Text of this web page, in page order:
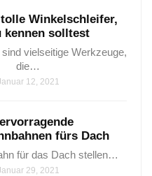
Winkelschleifer,
kennen solltest
vielseitige Werkzeuge,
die…
12, 2021
fürs Dach
für das Dach stellen…
29, 2021